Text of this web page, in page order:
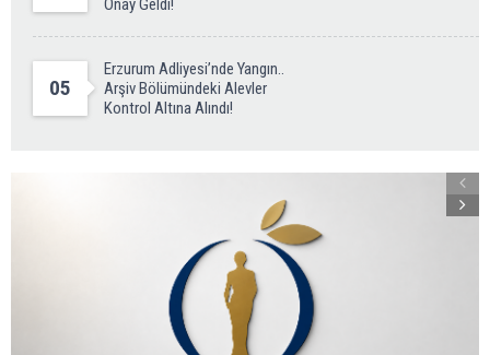
Onay Geldi!
05
Erzurum Adliyesi’nde Yangın..
Arşiv Bölümündeki Alevler
Kontrol Altına Alındı!